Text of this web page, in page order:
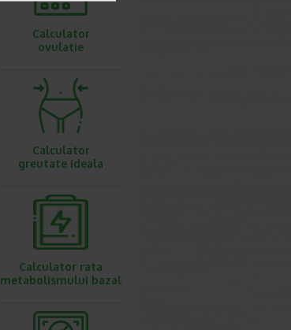
Calculator
ovulatie
Calculator
greutate ideala
Calculator rata
metabolismului bazal